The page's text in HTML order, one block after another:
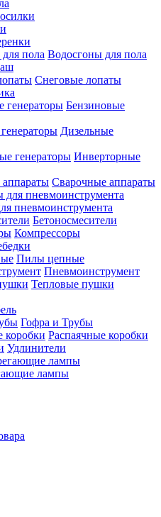
Водосгоны для пола
Снеговые лопаты
Бензиновые
Дизельные
Инверторные
Сварочные аппараты
пневмоинструмента
Бетоносмесители
Компрессоры
Пилы цепные
Пневмоинструмент
Тепловые пушки
Гофра и Трубы
Распаячные коробки
Удлинители
лампы